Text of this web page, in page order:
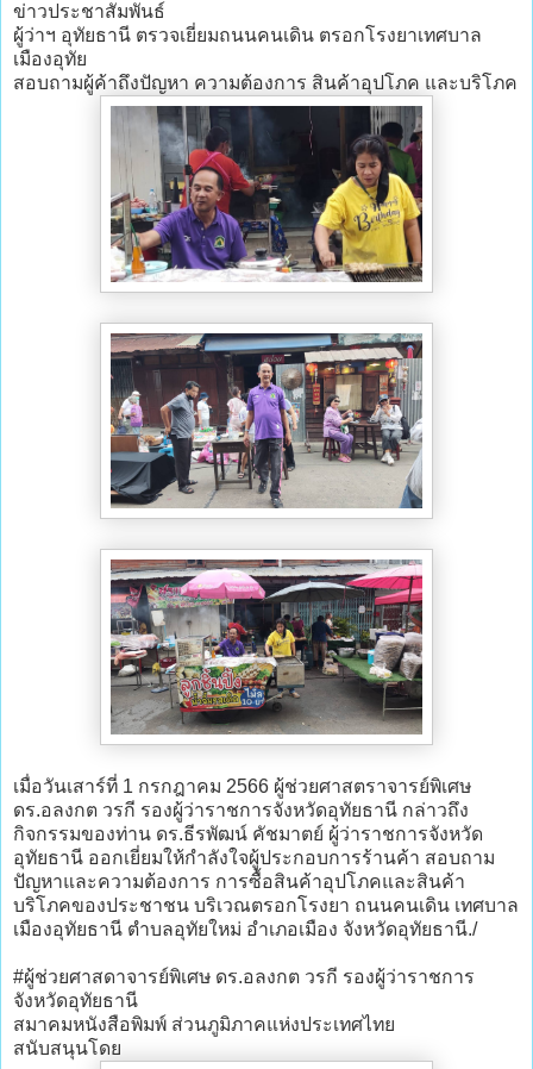
ข่าวประชาสัมพันธ์
ผู้ว่าฯ อุทัยธานี ตรวจเยี่ยมถนนคนเดิน ตรอกโรงยาเทศบาล
เมืองอุทัย
สอบถามผู้ค้าถึงปัญหา ความต้องการ สินค้าอุปโภค และบริโภค
เมื่อวันเสาร์ที่ 1 กรกฎาคม 2566 ผู้ช่วยศาสตราจารย์พิเศษ
ดร.อลงกต วรกี รองผู้ว่าราชการจังหวัดอุทัยธานี กล่าวถึง
กิจกรรมของท่าน ดร.ธีรพัฒน์ คัชมาตย์ ผู้ว่าราชการจังหวัด
อุทัยธานี ออกเยี่ยมให้กำลังใจผู้ประกอบการร้านค้า สอบถาม
ปัญหาและความต้องการ การซื้อสินค้าอุปโภคและสินค้า
บริโภคของประชาชน บริเวณตรอกโรงยา ถนนคนเดิน เทศบาล
เมืองอุทัยธานี ตำบลอุทัยใหม่ อำเภอเมือง จังหวัดอุทัยธานี./
#ผู้ช่วยศาสดาจารย์พิเศษ ดร.อลงกต วรกี รองผู้ว่าราชการ
จังหวัดอุทัยธานี
สมาคมหนังสือพิมพ์ ส่วนภูมิภาคแห่งประเทศไทย
สนับสนุนโดย